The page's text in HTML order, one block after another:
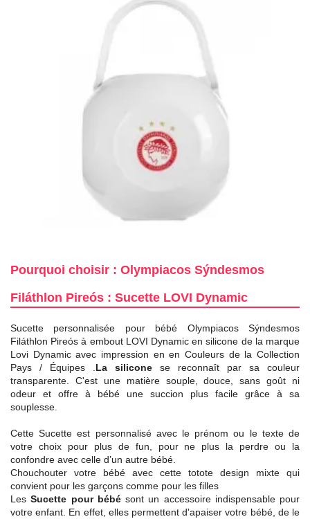
Pourquoi choisir : Olympiacos Sýndesmos
Filáthlon Pireós : Sucette LOVI Dynamic
Sucette personnalisée pour bébé Olympiacos Sýndesmos
Filáthlon Pireós à embout LOVI Dynamic en silicone de la marque
Lovi Dynamic avec impression en en Couleurs de la Collection
Pays / Équipes .La silicone se reconnaît par sa couleur
transparente. C'est une matière souple, douce, sans goût ni
odeur et offre à bébé une succion plus facile grâce à sa
souplesse.
Cette Sucette est personnalisé avec le prénom ou le texte de
votre choix pour plus de fun, pour ne plus la perdre ou la
confondre avec celle d’un autre bébé.
Chouchouter votre bébé avec cette totote design mixte qui
convient pour les garçons comme pour les filles
LesSucette pour bébésont un accessoire indispensable pour
votre enfant. En effet, elles permettent d'apaiser votre bébé, de le